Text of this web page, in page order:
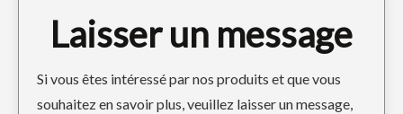
Laisser un message
Si vous êtes intéressé par nos produits et que vous
souhaitez en savoir plus, veuillez laisser un message,